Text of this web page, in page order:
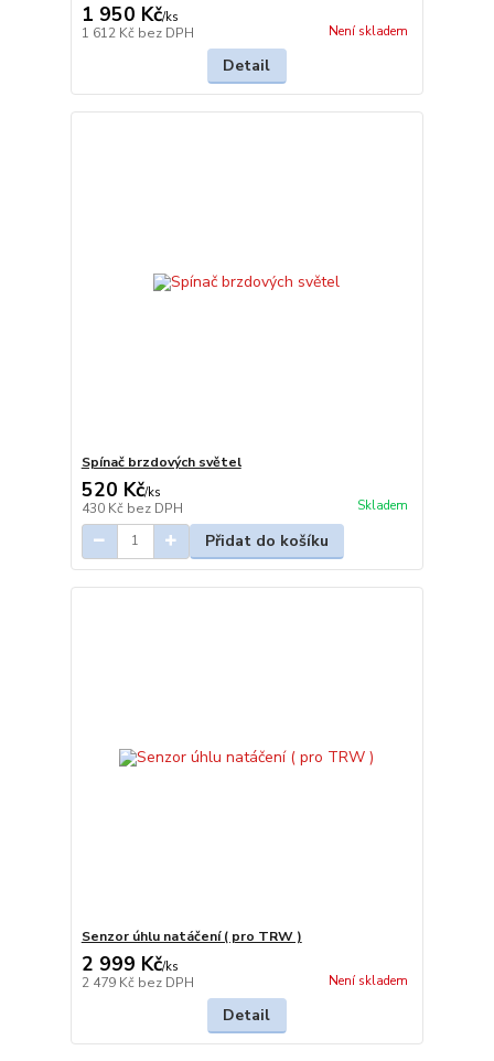
1 950 Kč/ks
1 612 Kč bez DPH Není skladem
Detail
Spínač brzdových světel
520 Kč/ks
430 Kč bez DPH Skladem
Přidat do košíku
Senzor úhlu natáčení ( pro TRW )
2 999 Kč/ks
2 479 Kč bez DPH Není skladem
Detail